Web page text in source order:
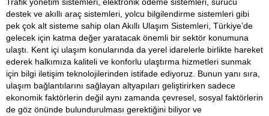
destek ve akıllı araç sistemleri, yolcu bilgilendirme sistemleri gibi
pek çok alt sisteme sahip olan Akıllı Ulaşım Sistemleri, Türkiye’de
gelecek için katma değer yaratacak önemli bir sektör konumuna
ulaştı. Kent içi ulaşım konularında da yerel idarelerle birlikte hareket
ederek halkımıza kaliteli ve konforlu ulaştırma hizmetleri sunmak
için bilgi iletişim teknolojilerinden istifade ediyoruz. Bunun yanı sıra,
ulaşım bağlantılarını sağlayan altyapıları geliştirirken sadece
ekonomik faktörlerin değil aynı zamanda çevresel, sosyal faktörlerin
de göz önünde bulundurulması gerektiğini biliyor ve